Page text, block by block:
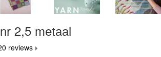
2,5 metaal
reviews